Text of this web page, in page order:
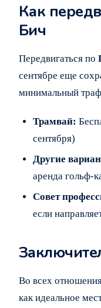
Как
Бич
Передвигаться по
сентябре еще
минимальный
Трамвай:
сентября)
Другие
аренда гольф-
Совет
если
Во всех
как идеальное